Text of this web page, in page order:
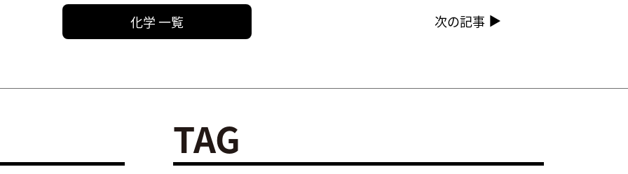
化学 一覧 次の記事
TAG